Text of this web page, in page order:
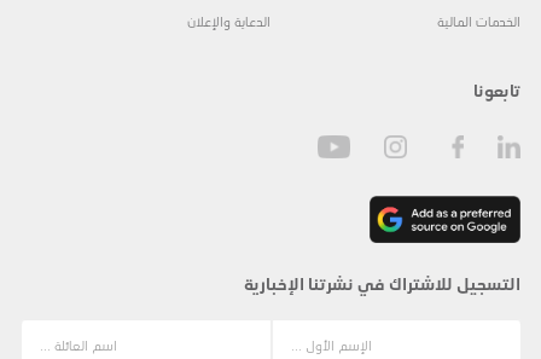
الخدمات المالية
الدعاية والإعلان
تابعونا
التسجيل للاشتراك في نشرتنا الإخبارية